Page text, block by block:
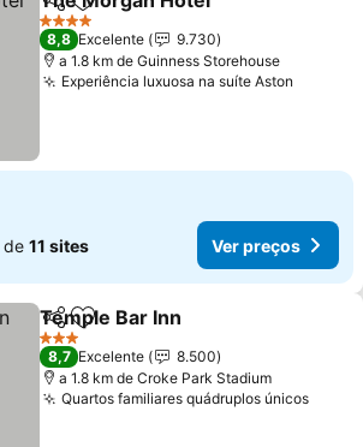
PartilharAdicionar aos favoritos
4 Estrelas
8,8 Excelente
9.730
a 1.8 km de Guinness Storehouse
Experiência luxuosa na suíte Aston
de 11 sites Ver preços
PartilharAdicionar aos favoritos
Temple Bar Inn
3 Estrelas
8,7 Excelente
8.500
a 1.8 km de Croke Park Stadium
Quartos familiares quádruplos únicos